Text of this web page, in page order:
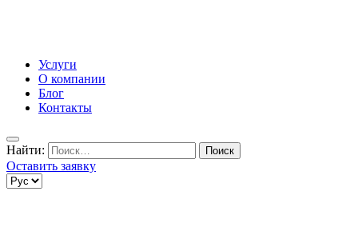
Услуги
О компании
Блог
Контакты
Найти:
Оставить заявку